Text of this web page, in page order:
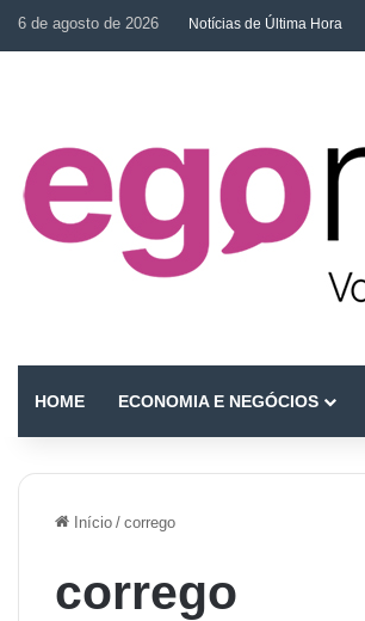
6 de agosto de 2026 Notícias de Última Hora
HOME ECONOMIA E NEGÓCIOS
Início / corrego
corrego